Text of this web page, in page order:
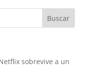
sobrevive a un